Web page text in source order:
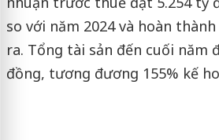
so với năm 2024 và hoàn
ra. Tổng tài sản đến cuối năm
đồng, tương đương 155% kế